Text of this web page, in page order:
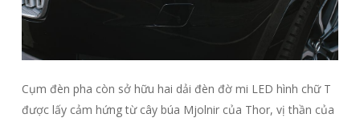
Cụm đèn pha còn sở hữu hai dải đèn đờ mi LED hình chữ T
được lấy cảm hứng từ cây búa Mjolnir của Thor, vị thần của